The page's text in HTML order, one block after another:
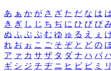
あ ぁ か が さ ざ た だ な は
き ぎ し じ ち ぢ に ひ び ぴ
ぬ ふ ぶ ぷ む ゆ ゅ る え ぇ
れ お ぉ こ ご そ ぞ と ど の
ア ァ カ サ ザ タ ダ ナ ハ バ
ギ シ ジ チ ヂ ニ ヒ ビ ピ ミ リ